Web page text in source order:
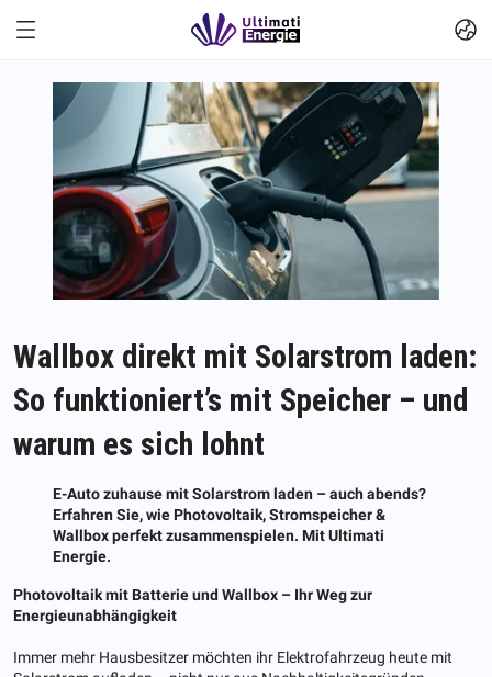
Wallbox direkt mit Solarstrom laden:
So funktioniert’s mit Speicher – und
warum es sich lohnt
E-Auto zuhause mit Solarstrom laden – auch abends?
Erfahren Sie, wie Photovoltaik, Stromspeicher &
Wallbox perfekt zusammenspielen. Mit Ultimati
Energie.
Photovoltaik mit Batterie und Wallbox – Ihr Weg zur
Energieunabhängigkeit
Immer mehr Hausbesitzer möchten ihr Elektrofahrzeug heute mit